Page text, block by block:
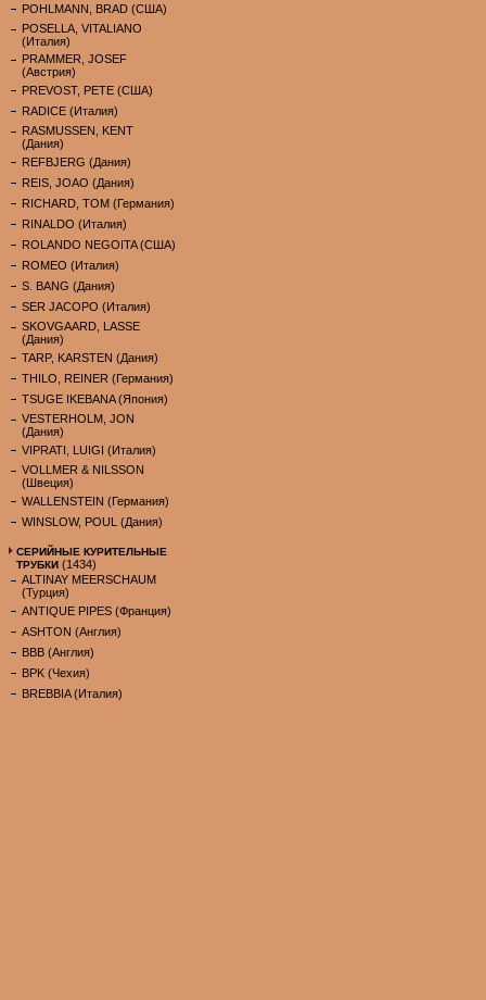
POHLMANN, BRAD (США)
POSELLA, VITALIANO
(Италия)
PRAMMER, JOSEF
(Австрия)
PREVOST, PETE (США)
RADICE (Италия)
RASMUSSEN, KENT
(Дания)
REFBJERG (Дания)
REIS, JOAO (Дания)
RICHARD, TOM (Германия)
RINALDO (Италия)
ROLANDO NEGOITA (США)
ROMEO (Италия)
S. BANG (Дания)
SER JACOPO (Италия)
SKOVGAARD, LASSE
(Дания)
TARP, KARSTEN (Дания)
THILO, REINER (Германия)
TSUGE IKEBANA (Япония)
VESTERHOLM, JON
(Дания)
VIPRATI, LUIGI (Италия)
VOLLMER & NILSSON
(Швеция)
WALLENSTEIN (Германия)
WINSLOW, POUL (Дания)
СЕРИЙНЫЕ КУРИТЕЛЬНЫЕ
ТРУБКИ (1434)
ALTINAY MEERSCHAUM
(Турция)
ANTIQUE PIPES (Франция)
ASHTON (Англия)
BBB (Англия)
BPK (Чехия)
BREBBIA (Италия)